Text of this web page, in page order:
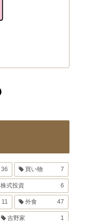
36 買い物 7
株式投資 6
11 外食 47
吉野家 1